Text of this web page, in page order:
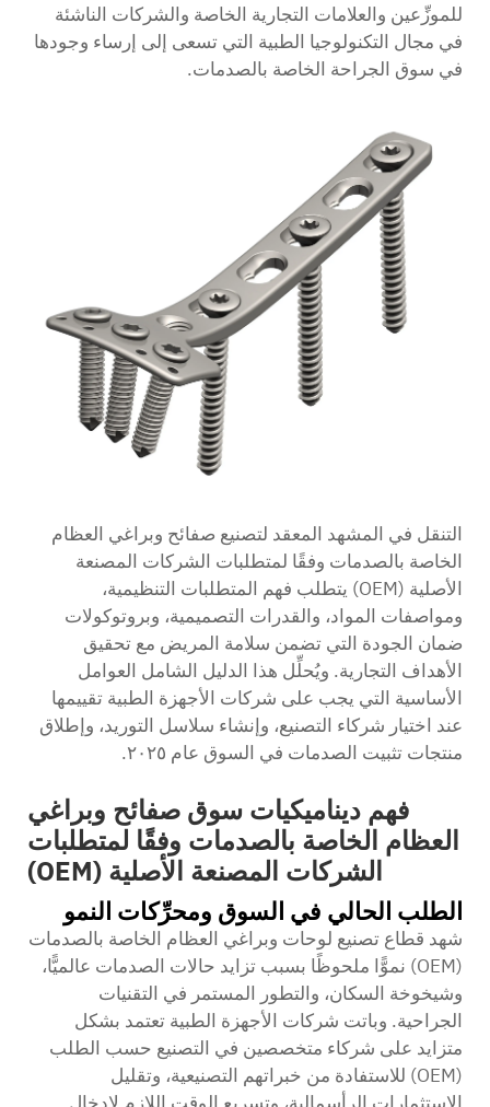
للموزِّعين والعلامات التجارية الخاصة والشركات الناشئة
في مجال التكنولوجيا الطبية التي تسعى إلى إرساء وجودها
في سوق الجراحة الخاصة بالصدمات.
التنقل في المشهد المعقد لتصنيع صفائح وبراغي العظام
الخاصة بالصدمات وفقًا لمتطلبات الشركات المصنعة
الأصلية (OEM) يتطلب فهم المتطلبات التنظيمية،
ومواصفات المواد، والقدرات التصميمية، وبروتوكولات
ضمان الجودة التي تضمن سلامة المريض مع تحقيق
الأهداف التجارية. ويُحلِّل هذا الدليل الشامل العوامل
الأساسية التي يجب على شركات الأجهزة الطبية تقييمها
عند اختيار شركاء التصنيع، وإنشاء سلاسل التوريد، وإطلاق
منتجات تثبيت الصدمات في السوق عام ٢٠٢٥.
فهم ديناميكيات سوق صفائح وبراغي
العظام الخاصة بالصدمات وفقًا لمتطلبات
الشركات المصنعة الأصلية (OEM)
الطلب الحالي في السوق ومحرِّكات النمو
شهد قطاع تصنيع لوحات وبراغي العظام الخاصة بالصدمات
(OEM) نموًّا ملحوظًا بسبب تزايد حالات الصدمات عالميًّا،
وشيخوخة السكان، والتطور المستمر في التقنيات
الجراحية. وباتت شركات الأجهزة الطبية تعتمد بشكل
متزايد على شركاء متخصصين في التصنيع حسب الطلب
(OEM) للاستفادة من خبراتهم التصنيعية، وتقليل